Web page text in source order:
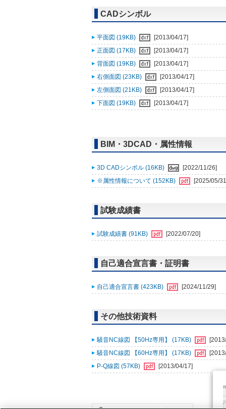
CADシンボル
平面図 (19KB)
[2013/04/17]
正面図 (17KB)
[2013/04/17]
背面図 (19KB)
[2013/04/17]
右側面図 (23KB)
[2013/04/17]
左側面図 (21KB)
[2013/04/17]
下面図 (19KB)
[2013/04/17]
BIM・3DCAD・属性情報
3D CADシンボル (16KB)
[2022/11/26]
※属性情報について (152KB)
[2025/05/
試験成績書
試験成績書 (91KB) [2022/07/20]
自己適合宣言書・証明書
自己適合宣言書 (423KB) [2024/11/29]
その他技術資料
騒音NC線図 【50Hz専用】 (17KB)
騒音NC線図 【60Hz専用】 (17KB)
P-Q線図 (57KB)
[2013/04/17]